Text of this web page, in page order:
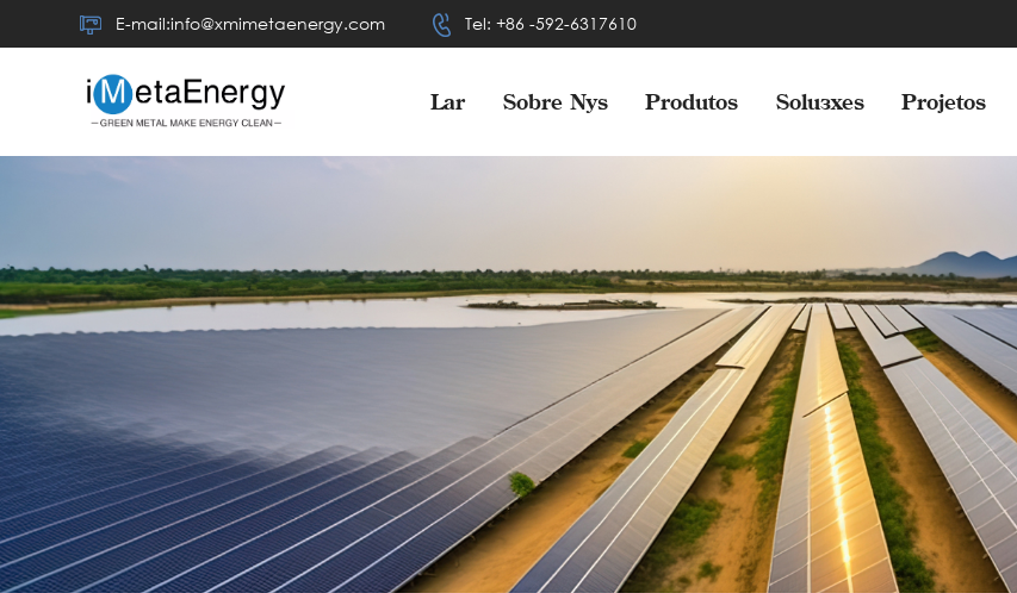
E-mail:info@xmimetaenergy.com Tel: +86 -592-6317610
Lar Sobre Nós Produtos Soluções Projetos